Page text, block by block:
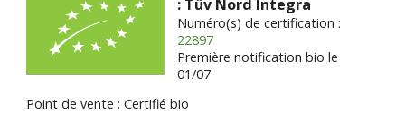
: Tüv Nord Integra
Numéro(s) de certification :
22897
Première notification bio le
01/07
Point de vente : Certifié bio